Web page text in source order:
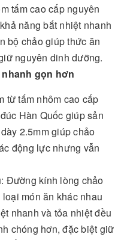
tấm cao cấp nguyên
năng bắt nhiệt nhanh
bộ chảo giúp thức ăn
nguyên dinh dưỡng.
gọn hơn
từ tấm nhôm cao cấp
Hàn Quốc giúp sản
2.5mm giúp chảo
động lực nhưng vẫn
: Đường kính lòng chảo
món ăn khác nhau
nhanh và tỏa nhiệt đều
chóng hơn, đặc biệt giữ